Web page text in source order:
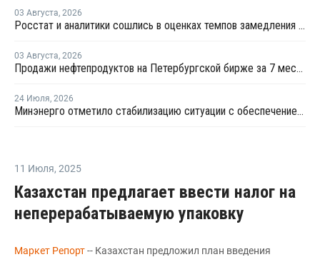
03 Августа, 2026
Росстат и аналитики сошлись в оценках темпов замедления экономики
03 Августа, 2026
Продажи нефтепродуктов на Петербургской бирже за 7 месяцев снизились на 11,2%, в июле – на 35,6%
24 Июля, 2026
Минэнерго отметило стабилизацию ситуации с обеспечением топливом в ряде регионов
11 Июля, 2025
Казахстан предлагает ввести налог на
неперерабатываемую упаковку
Маркет Репорт-- Казахстан предложил план введения